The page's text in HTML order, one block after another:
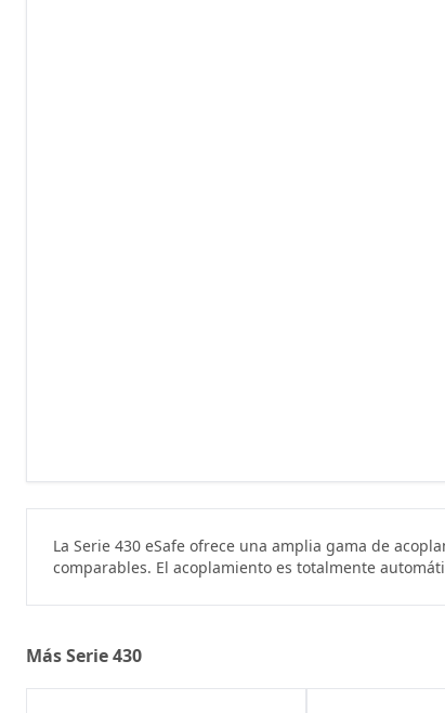
La Serie 430 eSafe ofrece una amplia gama de
comparables. El acoplamiento es totalmente
Más Serie 430